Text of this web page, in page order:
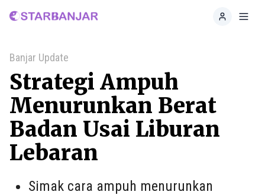
Home
Banjar Update
Strategi Ampuh
Menurunkan Berat
Badan Usai Liburan
Lebaran
Simak cara ampuh menurunkan